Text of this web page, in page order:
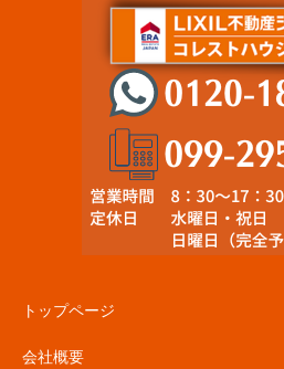
トップページ
会社概要